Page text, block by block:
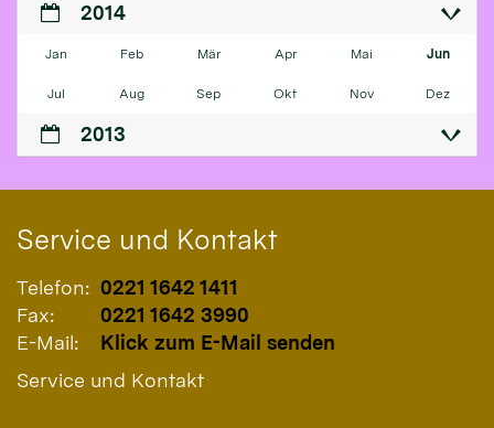
2014
Jan Feb Mär Apr Mai Jun
Jul Aug Sep Okt Nov Dez
2013
Service und Kontakt
Telefon: 0221 1642 1411
Fax:
0221 1642 3990
E-Mail:
Klick zum E-Mail senden
Service und Kontakt